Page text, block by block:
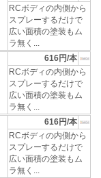
RCボディの内側から
スプレーするだけで
広い面積の塗装もム
ラ無く...
616円/本
RCボディの内側から
スプレーするだけで
広い面積の塗装もム
ラ無く...
616円/本
RCボディの内側から
スプレーするだけで
広い面積の塗装もム
ラ無く...